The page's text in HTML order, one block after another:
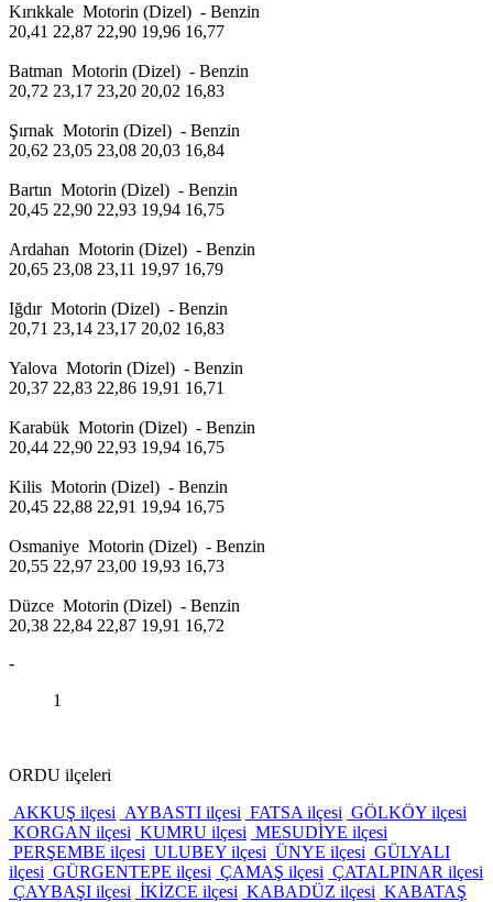
Kırıkkale Motorin (Dizel) - Benzin
20,41 22,87 22,90 19,96 16,77
Batman Motorin (Dizel) - Benzin
20,72 23,17 23,20 20,02 16,83
Şırnak Motorin (Dizel) - Benzin
20,62 23,05 23,08 20,03 16,84
Bartın Motorin (Dizel) - Benzin
20,45 22,90 22,93 19,94 16,75
Ardahan Motorin (Dizel) - Benzin
20,65 23,08 23,11 19,97 16,79
Iğdır Motorin (Dizel) - Benzin
20,71 23,14 23,17 20,02 16,83
Yalova Motorin (Dizel) - Benzin
20,37 22,83 22,86 19,91 16,71
Karabük Motorin (Dizel) - Benzin
20,44 22,90 22,93 19,94 16,75
Kilis Motorin (Dizel) - Benzin
20,45 22,88 22,91 19,94 16,75
Osmaniye Motorin (Dizel) - Benzin
20,55 22,97 23,00 19,93 16,73
Düzce Motorin (Dizel) - Benzin
20,38 22,84 22,87 19,91 16,72
-
1
ORDU ilçeleri
AKKUŞ ilçesi AYBASTI ilçesi FATSA ilçesi GÖLKÖY ilçesi
KORGAN ilçesi KUMRU ilçesi MESUDİYE ilçesi
PERŞEMBE ilçesi ULUBEY ilçesi ÜNYE ilçesi GÜLYALI
ilçesi GÜRGENTEPE ilçesi ÇAMAŞ ilçesi ÇATALPINAR ilçesi
ÇAYBAŞI ilçesi İKİZCE ilçesi KABADÜZ ilçesi KABATAŞ